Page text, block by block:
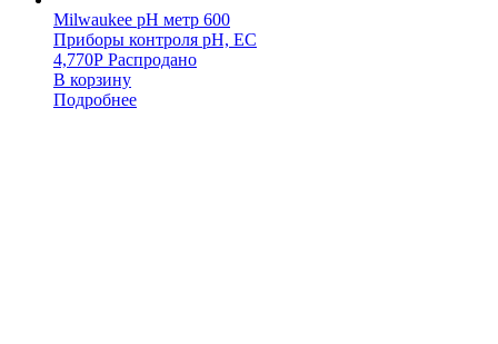
Milwaukee pH метр 600
Приборы контроля pH, EC
4,770Р Распродано
В корзину
Подробнее